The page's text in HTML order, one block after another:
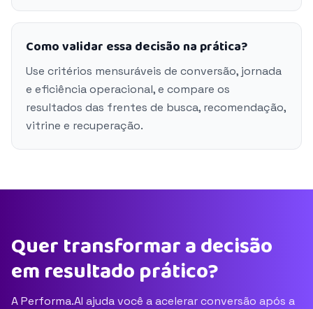
Como validar essa decisão na prática?
Use critérios mensuráveis de conversão, jornada
e eficiência operacional, e compare os
resultados das frentes de busca, recomendação,
vitrine e recuperação.
Quer transformar a decisão
em resultado prático?
A Performa.AI ajuda você a acelerar conversão após a